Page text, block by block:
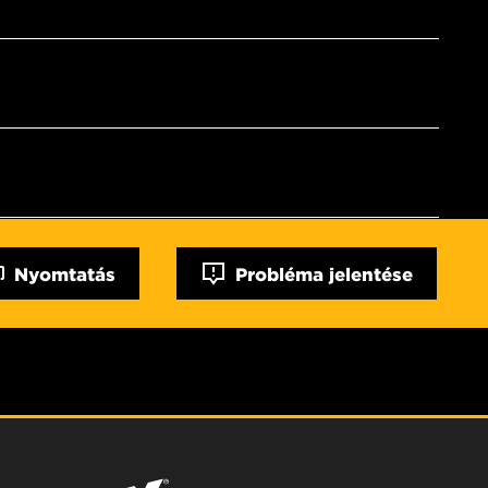
Nyomtatás Probléma jelentése